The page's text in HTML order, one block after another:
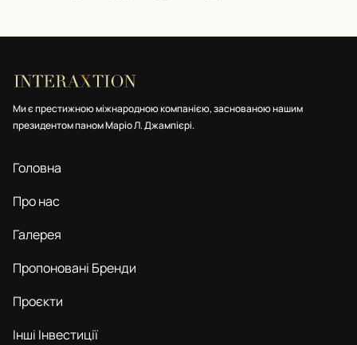
Ми є престижною міжнародною компанією, заснованою нашим
президентом паном Маріо Л. Джампієрі.
Головна
Про нас
Галерея
Пропоновані Бренди
Проєкти
Інші Інвестиції